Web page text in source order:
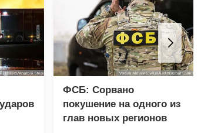
ФСБ: Сорвано
покушение на одного из
глав новых регионов